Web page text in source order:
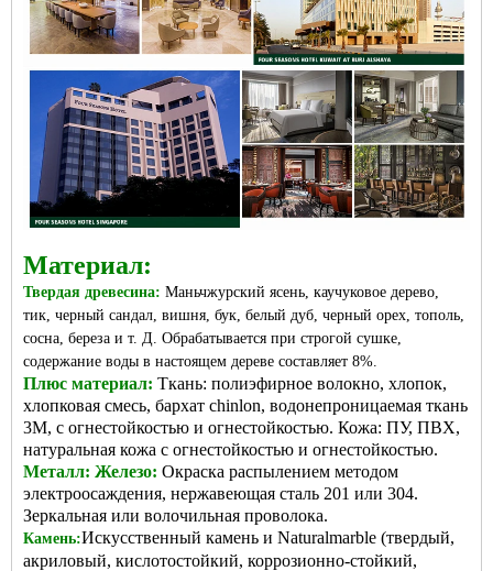
Материал:
Твердая древесина: Маньчжурский ясень, каучуковое дерево,
тик, черный сандал, вишня, бук, белый дуб, черный орех, тополь,
сосна, береза ​​и т. Д. Обрабатывается при строгой сушке,
содержание воды в настоящем дереве составляет 8%.
Плюс материал: Ткань: полиэфирное волокно, хлопок,
хлопковая смесь, бархат chinlon, водонепроницаемая ткань
3M, с огнестойкостью и огнестойкостью. Кожа: ПУ, ПВХ,
натуральная кожа с огнестойкостью и огнестойкостью.
Металл: Железо: Окраска распылением методом
электроосаждения, нержавеющая сталь 201 или 304.
Зеркальная или волочильная проволока.
Камень:Искусственный камень и Naturalmarble (твердый,
акриловый, кислотостойкий, коррозионно-стойкий,